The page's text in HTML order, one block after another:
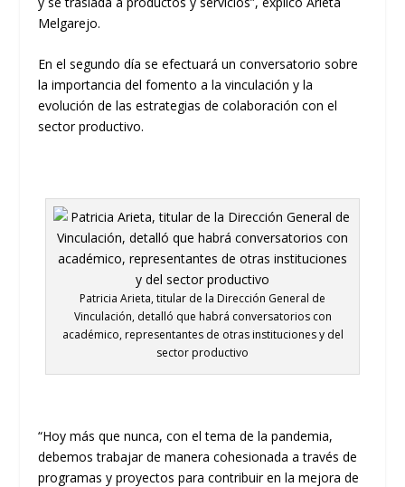
Melgarejo.
En el segundo día se efectuará un conversatorio sobre
la importancia del fomento a la vinculación y la
evolución de las estrategias de colaboración con el
sector productivo.
Patricia Arieta, titular de la Dirección General de
Vinculación, detalló que habrá conversatorios con
académico, representantes de otras instituciones y del
sector productivo
“Hoy más que nunca, con el tema de la pandemia,
debemos trabajar de manera cohesionada a través de
programas y proyectos para contribuir en la mejora de